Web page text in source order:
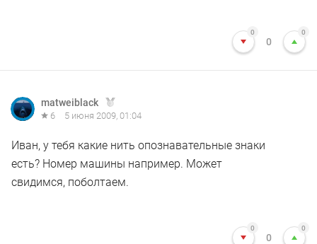
0
0
0
matweiblack
6 5 июня 2009, 01:04
Иван, у тебя какие нить опознавательные знаки
есть? Номер машины например. Может
свидимся, поболтаем.
0
0
0